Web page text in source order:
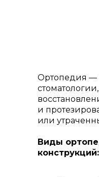
Ортопедия —
и
или
Виды
конструкций: